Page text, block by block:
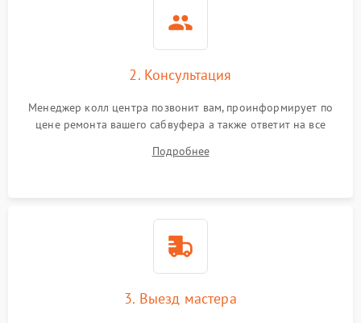
2. Консультация
Менеджер колл центра позвонит вам, проинформирует по
цене ремонта вашего сабвуфера а также ответит на все
Подробнее
3. Выезд мастера